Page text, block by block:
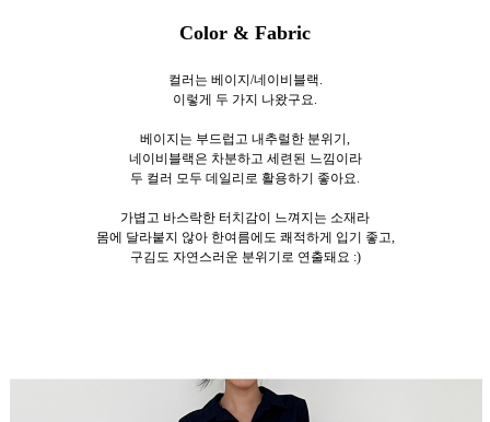
Color & Fabric
컬러는 베이지/네이비블랙.
이렇게 두 가지 나왔구요.
베이지는 부드럽고 내추럴한 분위기,
네이비블랙은 차분하고 세련된 느낌이라
두 컬러 모두 데일리로 활용하기 좋아요.
가볍고 바스락한 터치감이 느껴지는 소재라
몸에 달라붙지 않아 한여름에도 쾌적하게 입기 좋고,
구김도 자연스러운 분위기로 연출돼요 :)